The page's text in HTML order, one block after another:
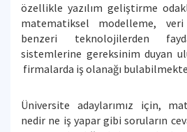
özellikle yazılım geliştirme
matematiksel modelleme,
benzeri teknolojilerden
sistemlerine gereksinim duyan
firmalarda iş olanağı
Üniversite adaylarımız için,
nedir ne iş yapar gibi soruların